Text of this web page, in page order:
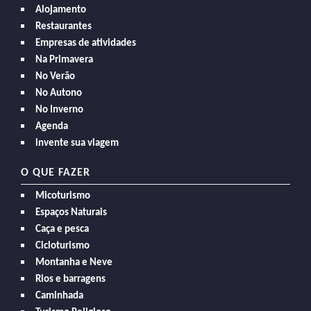
Alojamento
Restaurantes
Empresas de atividades
Na Primavera
No Verão
No Autono
No Inverno
Agenda
invente sua viagem
O QUE FAZER
Micoturismo
Espaços Naturais
Caça e pesca
Cicloturismo
Montanha e Neve
Rios e barragens
Caminhada